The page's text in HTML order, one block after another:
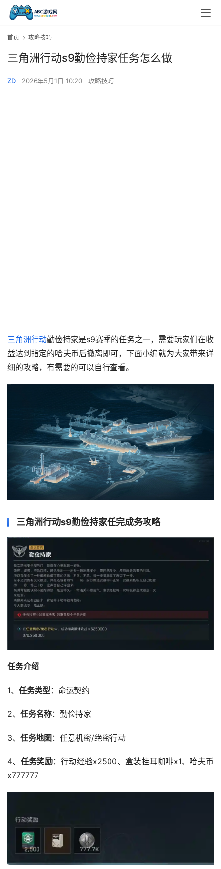
首页 攻略技巧
三角洲行动s9勤俭持家任务怎么做
ZD 2026年5月1日 10:20 攻略技巧
三角洲行动勤俭持家是s9赛季的任务之一，需要玩家们在收
益达到指定的哈夫币后撤离即可，下面小编就为大家带来详
细的攻略，有需要的可以自行查看。
三角洲行动s9勤俭持家任完成务攻略
任务介绍
1、 任务类型：命运契约
2、 任务名称：勤俭持家
3、 任务地图 ：任意机密/绝密行动
4、 任务奖励：行动经验x2500、盒装挂耳咖啡x1、哈夫币
x777777